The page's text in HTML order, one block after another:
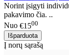
Norint įsigyti
pakavimo čia. ..
Nuo €1500
Į norų sąrašą